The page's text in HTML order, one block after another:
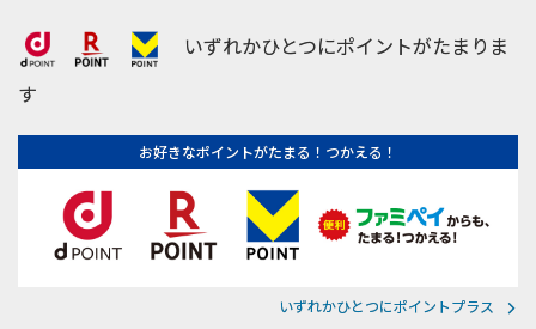
いずれかひとつにポイントがたまりま
す
お好きなポイントがたまる！つかえる！
いずれかひとつにポイントプラス